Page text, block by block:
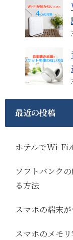
最近の投稿
ホテルでWi-Fi
ソフトバンク
る方法
スマホの端末
スマホのメモ